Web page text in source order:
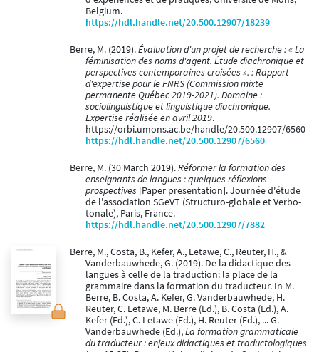
Belgium.
https://hdl.handle.net/20.500.12907/18239
Berre, M. (2019).Évaluation d'un projet de recherche : « La
féminisation des noms d'agent. Étude diachronique et
perspectives contemporaines croisées ». : Rapport
d'expertise pour le FNRS (Commission mixte
permanente Québec 2019-2021). Domaine :
sociolinguistique et linguistique diachronique.
Expertise réalisée en avril 2019.
https://orbi.umons.ac.be/handle/20.500.12907/6560
https://hdl.handle.net/20.500.12907/6560
Berre, M. (30 March 2019).Réformer la formation des
enseignants de langues : quelques réflexions
prospectives [Paper presentation]. Journée d'étude
de l'association SGeVT (Structuro-globale et Verbo-
tonale), Paris, France.
https://hdl.handle.net/20.500.12907/7882
Berre, M., Costa, B., Kefer, A., Letawe, C., Reuter, H., &
Vanderbauwhede, G. (2019). De la didactique des
langues à celle de la traduction: la place de la
grammaire dans la formation du traducteur. In M.
Berre, B. Costa, A. Kefer, G. Vanderbauwhede, H.
Reuter, C. Letawe, M. Berre (Ed.), B. Costa (Ed.), A.
Kefer (Ed.), C. Letawe (Ed.), H. Reuter (Ed.), ... G.
Vanderbauwhede (Ed.),La formation grammaticale
du traducteur : enjeux didactiques et traductologiques